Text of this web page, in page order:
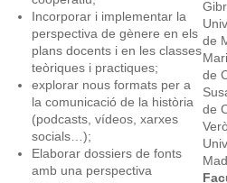
Incorporar i implementar la
perspectiva de gènere en els
plans docents i en les classes
teòriques i practiques;
explorar nous formats per a
la comunicació de la història
(podcasts, vídeos, xarxes
socials…);
Elaborar dossiers de fonts
amb una perspectiva
de
de
de